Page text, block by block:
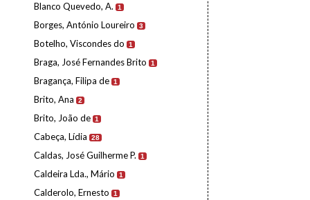
Blanco Quevedo, A. 1
Borges, António Loureiro 3
Botelho, Viscondes do 1
Braga, José Fernandes Brito 1
Bragança, Filipa de 1
Brito, Ana 2
Brito, João de 1
Cabeça, Lídia 28
Caldas, José Guilherme P. 1
Caldeira Lda., Mário 1
Calderolo, Ernesto 1